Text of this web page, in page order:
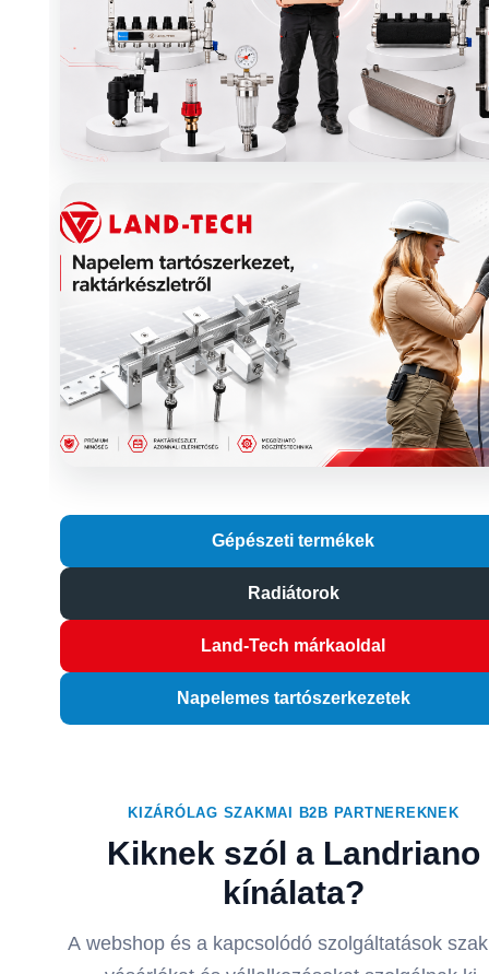
és osztó-gyűjtők
Gépészeti termékek
Radiátorok
Land-Tech márkaoldal
Napelemes tartószerkezetek
KIZÁRÓLAG SZAKMAI B2B PARTNEREKNEK
Kiknek szól a Landriano
kínálata?
A webshop és a kapcsolódó szolgáltatások